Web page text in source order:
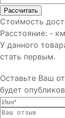
Рассчитать
Стоимость
Расстояние: -
У данного
стать первым.
Оставьте Ваш
будет